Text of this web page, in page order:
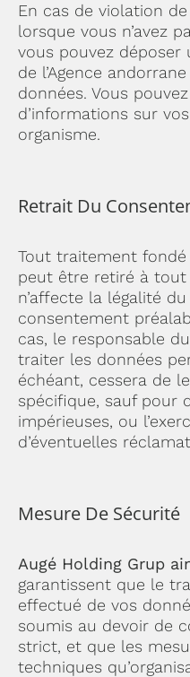
En cas de violation
lorsque vous n’avez
vous pouvez déposer
de l’Agence
données. Vous
d’informations sur
organisme.
Retrait Du
Tout traitement
peut être retiré à
n’affecte la légalité
consentement
cas, le responsable
traiter les données
échéant, cessera de
spécifique, sauf pour
impérieuses, ou
d’éventuelles
Mesure De Sécurité
Augé Holding Grup
garantissent que le
effectué de vos
soumis au devoir de
strict, et que les
techniques